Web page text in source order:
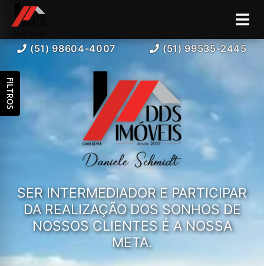
(51) 98604-4007 (51) 99535-2445
SER INTERMEDIADOR E PARTICIPAR
DA REALIZAÇÃO DOS SONHOS DE
NOSSOS CLIENTES É A NOSSA
META.
FILTROS